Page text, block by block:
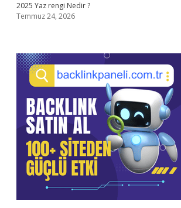
2025 Yaz rengi Nedir ?
Temmuz 24, 2026